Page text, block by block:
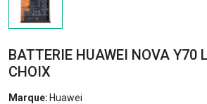
BATTERIE HUAWEI NOVA Y70
CHOIX
Marque: Huawei